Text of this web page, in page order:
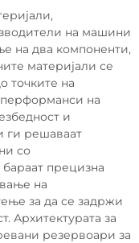
на машини
на два компоненти,
материјали се
точките на
перформанси на
и
ги решаваат
со
прецизна
на
за да се задржи
Архитектурата за
резервоари за